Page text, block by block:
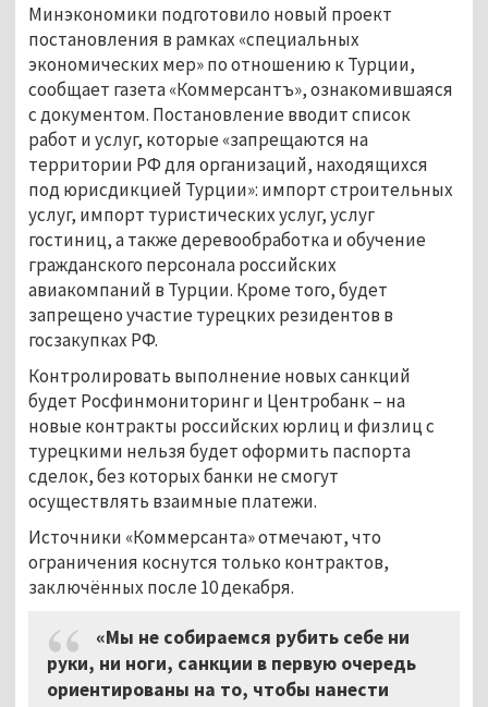
Минэкономики подготовило новый проект
постановления в рамках «специальных
экономических мер» по отношению к Турции,
сообщает газета «Коммерсантъ», ознакомившаяся
с документом. Постановление вводит список
работ и услуг, которые «запрещаются на
территории РФ для организаций, находящихся
под юрисдикцией Турции»: импорт строительных
услуг, импорт туристических услуг, услуг
гостиниц, а также деревообработка и обучение
гражданского персонала российских
авиакомпаний в Турции. Кроме того, будет
запрещено участие турецких резидентов в
госзакупках РФ.
Контролировать выполнение новых санкций
будет Росфинмониторинг и Центробанк – на
новые контракты российских юрлиц и физлиц с
турецкими нельзя будет оформить паспорта
сделок, без которых банки не смогут
осуществлять взаимные платежи.
Источники «Коммерсанта» отмечают, что
ограничения коснутся только контрактов,
заключённых после 10 декабря.
«Мы не собираемся рубить себе ни
руки, ни ноги, санкции в первую очередь
ориентированы на то, чтобы нанести